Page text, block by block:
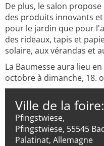
De plus, le salon
des produits innovants
pour le jardin que pour
des rideaux, tapis et
solaire, aux vérandas et
La Baumesse aura lieu
octobre à dimanche, 18.
Ville de la foire:
Pfingstwiese,
Pfingstwiese, 55545
Palatinat, Allemagne